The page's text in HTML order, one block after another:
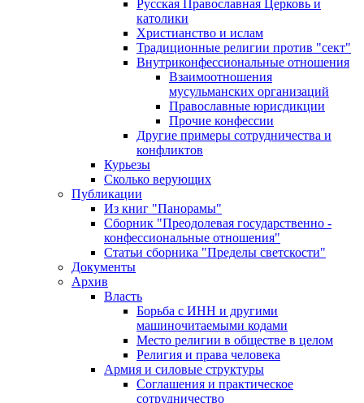
Русская Православная Церковь и
католики
Христианство и ислам
Традиционные религии против "сект"
Внутриконфессиональные отношения
Взаимоотношения
мусульманских организаций
Православные юрисдикции
Прочие конфессии
Другие примеры сотрудничества и
конфликтов
Курьезы
Сколько верующих
Публикации
Из книг "Панорамы"
Сборник "Преодолевая государственно -
конфессиональные отношения"
Статьи сборника "Пределы светскости"
Документы
Архив
Власть
Борьба с ИНН и другими
машиночитаемыми кодами
Место религии в обществе в целом
Религия и права человека
Армия и силовые структуры
Соглашения и практическое
сотрудничество